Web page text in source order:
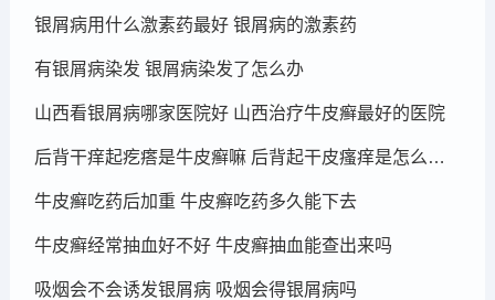
银屑病用什么激素药最好 银屑病的激素药
有银屑病染发 银屑病染发了怎么办
山西看银屑病哪家医院好 山西治疗牛皮癣最好的医院
后背干痒起疙瘩是牛皮癣嘛 后背起干皮瘙痒是怎么回事
牛皮癣吃药后加重 牛皮癣吃药多久能下去
牛皮癣经常抽血好不好 牛皮癣抽血能查出来吗
吸烟会不会诱发银屑病 吸烟会得银屑病吗